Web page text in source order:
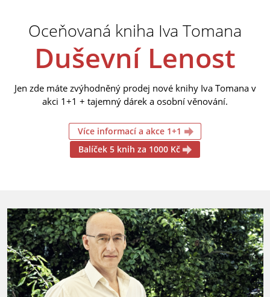
Oceňovaná kniha Iva Tomana
Duševní Lenost
Jen zde máte zvýhodněný prodej nové knihy Iva Tomana v
akci 1+1 + tajemný dárek a osobní věnování.
Více informací a akce 1+1
Balíček 5 knih za 1000 Kč